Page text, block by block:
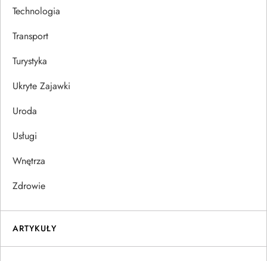
Technologia
Transport
Turystyka
Ukryte Zajawki
Uroda
Usługi
Wnętrza
Zdrowie
ARTYKUŁY